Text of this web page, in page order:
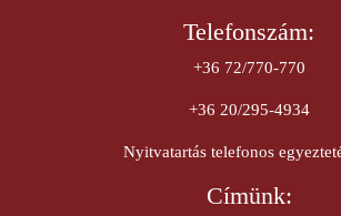
Telefonszám:
+36 72/770-770
+36 20/295-4934
Nyitvatartás telefonos
Címünk: